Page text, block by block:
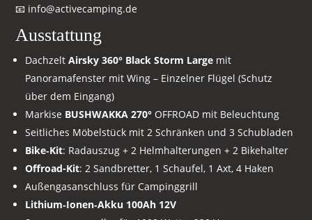
📧 info@activecamping.de
Ausstattung
DachzeltAirsky 360° Black Storm Large mit
Panoramafenster mit Wing – Einzelner Flügel (Schutz
über dem Eingang)
Markise BUSHWAKKA 270° OFFROAD mit Beleuchtung
Seitliches Möbelstück mit 2 Schränken und 3 Schubladen
Bike‑Kit: Radauszug + 2 Helmhalterungen + 2 Bikehalter
Offroad-Kit: 2 Sandbretter, 1 Schaufel, 1 Axt, 4 Haken
Außengasanschluss für Campinggrill
Lithium‑Ionen‑Akku 100Ah 12V